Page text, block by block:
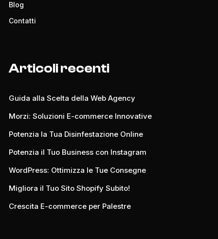
Blog
Contatti
Articoli recenti
Guida alla Scelta della Web Agency
Morzi: Soluzioni E-commerce Innovative
Potenzia la Tua Disinfestazione Online
Potenzia il Tuo Business con Instagram
WordPress: Ottimizza le Tue Consegne
Migliora il Tuo Sito Shopify Subito!
Crescita E-commerce per Palestre